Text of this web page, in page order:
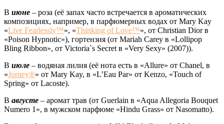
В июне – роза (её запах часто встречается в ароматических
композициях, например, в парфюмерных водах от Mary Kay
«Live Fearlessly™», «Thinking of Love™», от Christian Dior в
«Poison Hypnotic»), гортензия (от Mariah Carey в «Lollipop
Bling Ribbon», от Victoria`s Secret в «Very Sexy» (2007)).
В июле – водяная лилия (её нота есть в «Allure» от Chanel, в
«Jorney®» от Mary Kay, в «L’Eau Par» от Kenzo, «Touch of
Spring» от Lacoste).
В августе – аромат трав (от Guerlain в «Aqua Allegoria Bouquet
Numero 1», в мужском парфюме «Hindu Grass» от Nasomatto).